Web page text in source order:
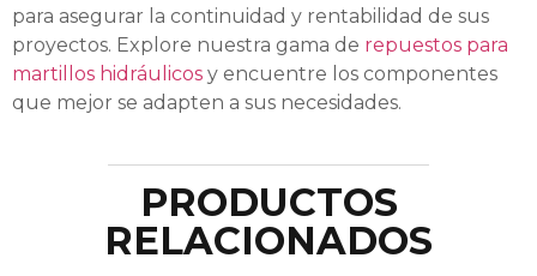
para asegurar la continuidad y rentabilidad de sus
proyectos. Explore nuestra gama de repuestos para
martillos hidráulicos y encuentre los componentes
que mejor se adapten a sus necesidades.
PRODUCTOS
RELACIONADOS